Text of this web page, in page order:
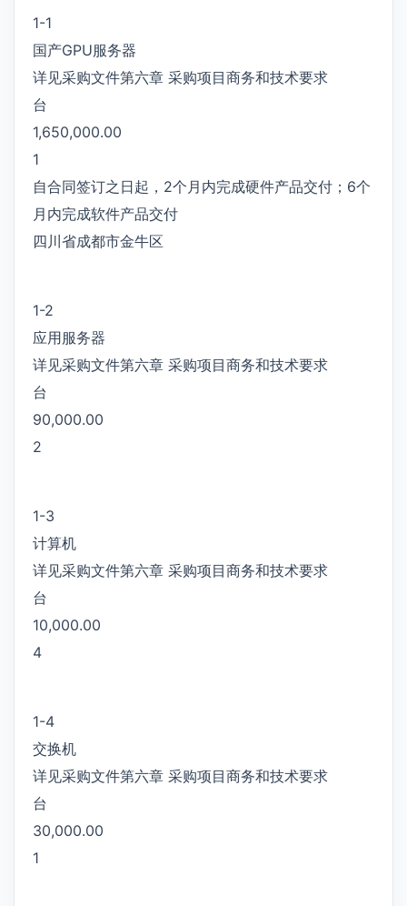
1-1
国产GPU服务器
详见采购文件第六章 采购项目商务和技术要求
台
1,650,000.00
1
自合同签订之日起，2个月内完成硬件产品交付；6个
月内完成软件产品交付
四川省成都市金牛区
1-2
应用服务器
详见采购文件第六章 采购项目商务和技术要求
台
90,000.00
2
1-3
计算机
详见采购文件第六章 采购项目商务和技术要求
台
10,000.00
4
1-4
交换机
详见采购文件第六章 采购项目商务和技术要求
台
30,000.00
1